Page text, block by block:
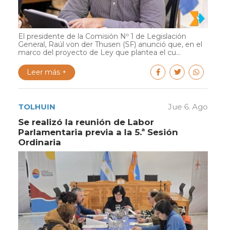
El presidente de la Comisión Nº 1 de Legislación
General, Raúl von der Thusen (SF) anunció que, en el
marco del proyecto de Ley que plantea el cu...
Leer más +
TOLHUIN Jue 6. Ago
Se realizó la reunión de Labor
Parlamentaria previa a la 5.ª Sesión
Ordinaria